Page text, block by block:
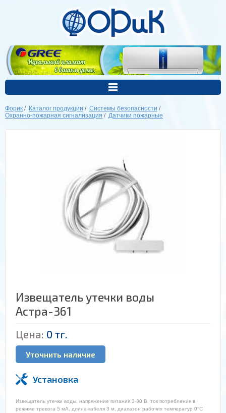
Форик / Каталог продукции / Системы безопасности /
Охранно-пожарная сигнализация / Датчики пожарные
Извещатель утечки воды
Астра-361
Цена: 0 тг.
Уточнить наличие
Установка
Извещатель утечки воды, напряжение питания 3-30 В, ток потребления в
режиме тревога 5 мА, длина кабеля 3 м, диапазон рабочих температур 0°С